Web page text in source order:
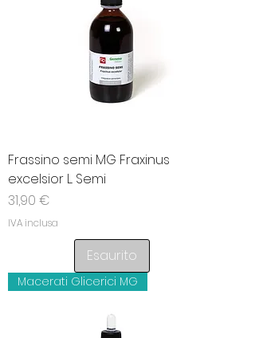
Frassino semi MG Fraxinus
excelsior L. Semi
Prezzo
31,90 €
IVA inclusa
Esaurito
Macerati Glicerici MG